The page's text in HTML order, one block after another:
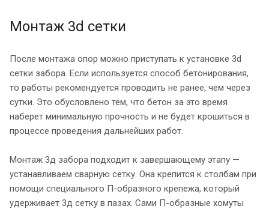
Монтаж 3d сетки
После монтажа опор можно приступать к установке 3d
сетки забора. Если используется способ бетонирования,
то работы рекомендуется проводить не ранее, чем через
сутки. Это обусловлено тем, что бетон за это время
наберет минимальную прочность и не будет крошиться в
процессе проведения дальнейших работ.
Монтаж 3д забора подходит к завершающему этапу —
устанавливаем сварную сетку. Она крепится к столбам при
помощи специального П-образного крепежа, который
удерживает 3д сетку в пазах. Сами П-образные хомуты